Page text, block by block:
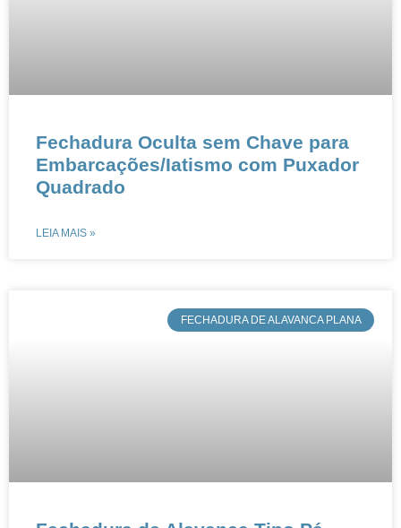
​​Fechadura Oculta sem Chave para
Embarcações/Iatismo com Puxador
Quadrado​​
LEIA MAIS »
​FECHADURA DE ALAVANCA PLANA